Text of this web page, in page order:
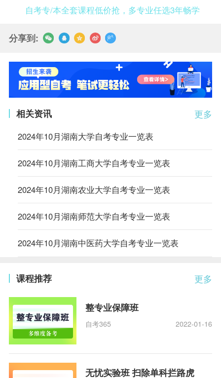
自考专/本全套课程低价抢，多专业任选3年畅学
分享到:
更多
相关资讯
2024年10月湖南大学自考专业一览表
2024年10月湖南工商大学自考专业一览表
2024年10月湖南农业大学自考专业一览表
2024年10月湖南师范大学自考专业一览表
2024年10月湖南中医药大学自考专业一览表
更多
课程推荐
整专业保障班
自考365 2022-01-16
无忧实验班 扫除单科拦路虎